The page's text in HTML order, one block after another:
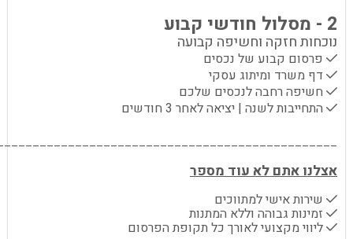
2 - מסלול חודשי קבוע
נוכחות חזקה וחשיפה קבועה
✔ פרסום קבוע של נכסים
✔ דף משרד ומיתוג עסקי
✔ חשיפה רחבה לנכסים שלכם
✔ התחייבות לשנה | יציאה לאחר 3 חודשים
אצלנו אתם לא עוד מספר
✔ שירות אישי למתווכים
✔ זמינות גבוהה וללא המתנות
✔ ליווי מקצועי לאורך כל תקופת הפרסום